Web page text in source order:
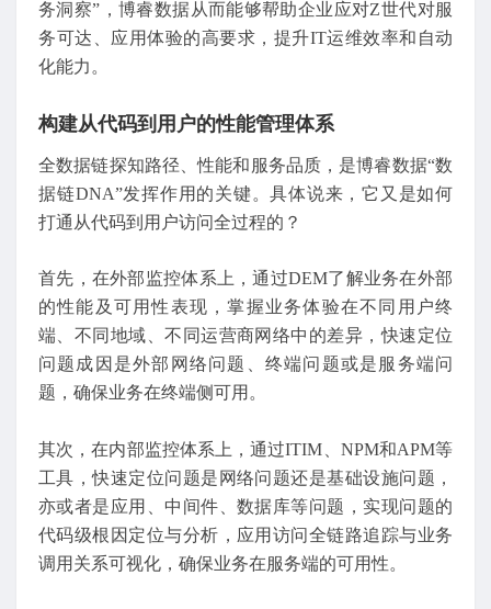
务洞察”，博睿数据从而能够帮助企业应对Z世代对服
务可达、应用体验的高要求，提升IT运维效率和自动
化能力。
构建从代码到用户的性能管理体系
全数据链探知路径、性能和服务品质，是博睿数据“数
据链DNA”发挥作用的关键。具体说来，它又是如何
打通从代码到用户访问全过程的？
首先，在外部监控体系上，通过DEM了解业务在外部
的性能及可用性表现，掌握业务体验在不同用户终
端、不同地域、不同运营商网络中的差异，快速定位
问题成因是外部网络问题、终端问题或是服务端问
题，确保业务在终端侧可用。
其次，在内部监控体系上，通过ITIM、NPM和APM等
工具，快速定位问题是网络问题还是基础设施问题，
亦或者是应用、中间件、数据库等问题，实现问题的
代码级根因定位与分析，应用访问全链路追踪与业务
调用关系可视化，确保业务在服务端的可用性。